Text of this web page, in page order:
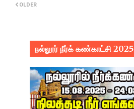
OLDER
நல்லூர் நீர்க் கண்காட்சி 2025